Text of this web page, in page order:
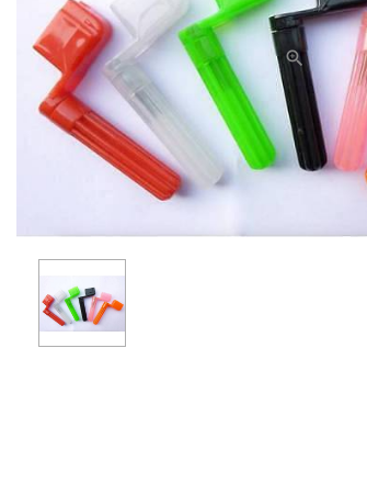
